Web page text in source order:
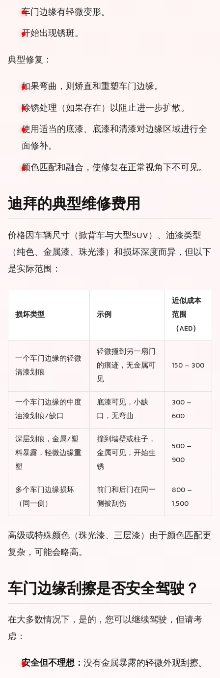
车门边缘有轻微变形。
开始出现锈斑。
典型修复：
如果弯曲，则矫直和重塑车门边缘。
除锈处理（如果存在）以阻止进一步扩散。
使用适当的底漆、底漆和清漆对边缘区域进行全
面修补。
颜色匹配和融合，使修复在正常视角下不可见。
迪拜的典型维修费用
价格因车辆尺寸（掀背车与大型SUV）、油漆类型
（纯色、金属漆、珠光漆）和损坏深度而异，但以下
是实际范围：
损坏类型 示例
近似成本
范围
（AED）
一个车门边缘的轻微
清漆划痕
轻微撞到另一扇门
的痕迹，无金属可
见
150 – 300
一个车门边缘的中度
油漆划痕/缺口
底漆可见，小缺
口，无弯曲
300 –
600
深层划痕，金属/塑
料暴露，轻微边缘重
塑
撞到墙壁或柱子，
金属可见，开始生
锈
500 –
900
多个车门边缘损坏
（同一侧）
前门和后门在同一
侧被刮伤
800 –
1,500
高级或特殊颜色（珠光漆、三层漆）由于颜色匹配更
复杂，可能会略高。
车门边缘刮擦是否安全驾驶？
在大多数情况下，是的，您可以继续驾驶，但请考
虑：
安全但不理想： 没有金属暴露的轻微外观刮擦。